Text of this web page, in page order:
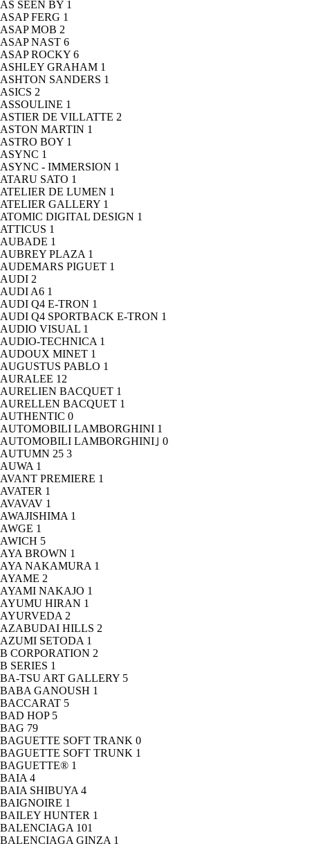
AS SEEN BY 1
ASAP FERG 1
ASAP MOB 2
ASAP NAST 6
ASAP ROCKY 6
ASHLEY GRAHAM 1
ASHTON SANDERS 1
ASICS 2
ASSOULINE 1
ASTIER DE VILLATTE 2
ASTON MARTIN 1
ASTRO BOY 1
ASYNC 1
ASYNC - IMMERSION 1
ATARU SATO 1
ATELIER DE LUMEN 1
ATELIER GALLERY 1
ATOMIC DIGITAL DESIGN 1
ATTICUS 1
AUBADE 1
AUBREY PLAZA 1
AUDEMARS PIGUET 1
AUDI 2
AUDI A6 1
AUDI Q4 E-TRON 1
AUDI Q4 SPORTBACK E-TRON 1
AUDIO VISUAL 1
AUDIO-TECHNICA 1
AUDOUX MINET 1
AUGUSTUS PABLO 1
AURALEE 12
AURELIEN BACQUET 1
AURELLEN BACQUET 1
AUTHENTIC 0
AUTOMOBILI LAMBORGHINI 1
AUTOMOBILI LAMBORGHINI｣ 0
AUTUMN 25 3
AUWA 1
AVANT PREMIERE 1
AVATER 1
AVAVAV 1
AWAJISHIMA 1
AWGE 1
AWICH 5
AYA BROWN 1
AYA NAKAMURA 1
AYAME 2
AYAMI NAKAJO 1
AYUMU HIRAN 1
AYURVEDA 2
AZABUDAI HILLS 2
AZUMI SETODA 1
B CORPORATION 2
B SERIES 1
BA-TSU ART GALLERY 5
BABA GANOUSH 1
BACCARAT 5
BAD HOP 5
BAG 79
BAGUETTE SOFT TRANK 0
BAGUETTE SOFT TRUNK 1
BAGUETTE® 1
BAIA 4
BAIA SHIBUYA 4
BAIGNOIRE 1
BAILEY HUNTER 1
BALENCIAGA 101
BALENCIAGA GINZA 1